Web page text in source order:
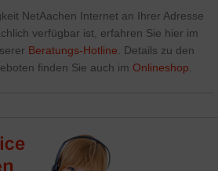
NetAachen Internet an Ihrer Adresse
verfügbar ist, erfahren Sie hier im
Beratungs-Hotline. Details zu den
finden Sie auch im Onlineshop.